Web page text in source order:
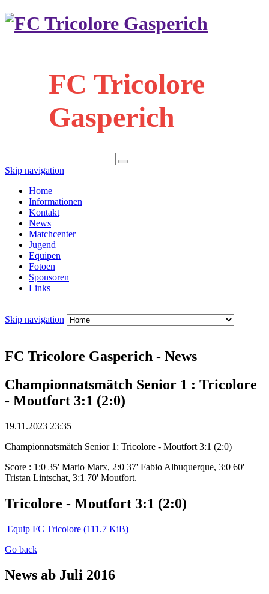
FC Tricolore
Gasperich
Skip navigation
Home
Informationen
Kontakt
News
Matchcenter
Jugend
Equipen
Fotoen
Sponsoren
Links
Skip navigation
FC Tricolore Gasperich - News
Championnatsmätch Senior 1 : Tricolore
- Moutfort 3:1 (2:0)
19.11.2023 23:35
Championnatsmätch Senior 1: Tricolore - Moutfort 3:1 (2:0)
Score : 1:0 35' Mario Marx, 2:0 37' Fabio Albuquerque, 3:0 60'
Tristan Lintschat, 3:1 70' Moutfort.
Tricolore - Moutfort 3:1 (2:0)
Equip FC Tricolore (111.7 KiB)
Go back
News ab Juli 2016